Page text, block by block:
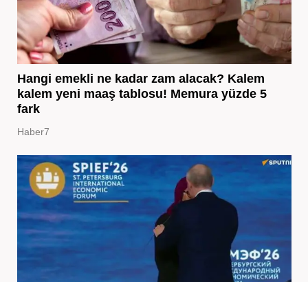
Hangi emekli ne kadar zam alacak? Kalem
kalem yeni maaş tablosu! Memura yüzde 5
fark
Haber7